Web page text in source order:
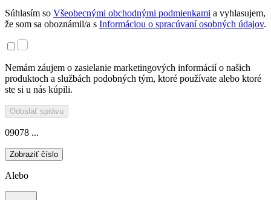
Súhlasím so Všeobecnými obchodnými podmienkami a vyhlasujem,
že som sa oboznámil/a s Informáciou o spracúvaní osobných údajov.
Nemám záujem o zasielanie marketingových informácií o našich
produktoch a službách podobných tým, ktoré používate alebo ktoré
ste si u nás kúpili.
Odoslať správu
09078 ...
Zobraziť číslo
Alebo